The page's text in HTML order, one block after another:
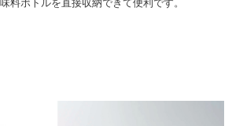
料ボトルを直接収納できて便利です。